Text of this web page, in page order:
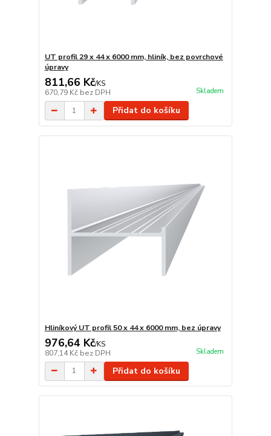
UT profil 29 x 44 x 6000 mm, hliník, bez povrchové
úpravy
811,66 Kč/KS
670,79 Kč bez DPH Skladem
Přidat do košíku
Hliníkový UT profil 50 x 44 x 6000 mm, bez úpravy
976,64 Kč/KS
807,14 Kč bez DPH Skladem
Přidat do košíku